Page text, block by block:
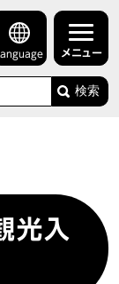
メニュー
検索
光入